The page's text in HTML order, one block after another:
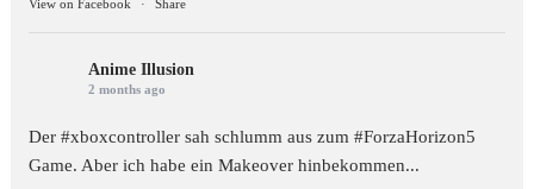
View on Facebook · Share
Anime Illusion
2 months ago
Der #xboxcontroller sah schlumm aus zum#ForzaHorizon5
Game. Aber ich habe ein Makeover hinbekommen...